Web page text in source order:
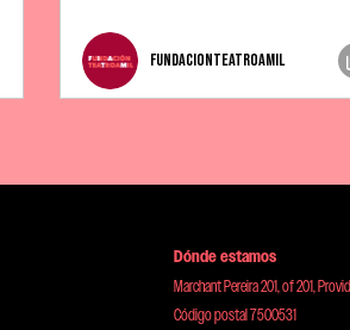
fundacionteatroamil
Dónde estamos
Marchant Pereira 201, of 201,
Código postal 7500531